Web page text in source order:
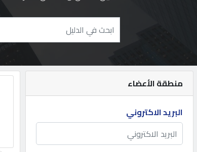
اعلانك
مطلوب
طلب
منطقة الأعضاء
البريد الاكتروني